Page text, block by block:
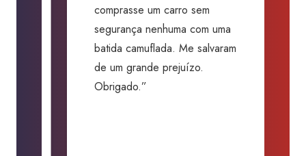
comprasse um carro sem
segurança nenhuma com uma
batida camuflada. Me salvaram
de um grande prejuízo.
Obrigado.”